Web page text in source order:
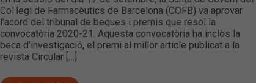
Col·legi de Farmacèutics de Barcelona (COFB) va aprovar
l’acord del tribunal de beques i premis que resol la
convocatòria 2020-21. Aquesta convocatòria ha inclòs la
beca d’investigació, el premi al millor article publicat a la
revista Circular […]